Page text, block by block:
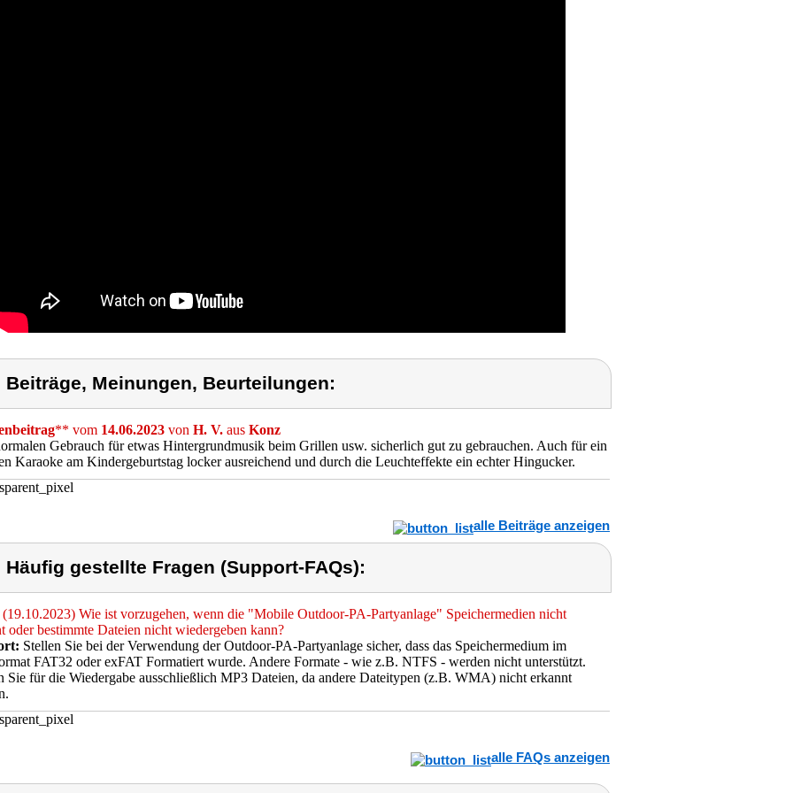
Beiträge, Meinungen, Beurteilungen:
** vom 14.06.2023 von H. V. aus Konz
Gebrauch für etwas Hintergrundmusik beim Grillen usw. sicherlich gut zu gebrauchen. Auch für ein
Karaoke am Kindergeburtstag locker ausreichend und durch die Leuchteffekte ein echter Hingucker.
alle Beiträge anzeigen
Häufig gestellte Fragen (Support-FAQs):
(19.10.2023) Wie ist vorzugehen, wenn die "Mobile Outdoor-PA-Partyanlage" Speichermedien nicht
oder bestimmte Dateien nicht wiedergeben kann?
Stellen Sie bei der Verwendung der Outdoor-PA-Partyanlage sicher, dass das Speichermedium im
FAT32 oder exFAT Formatiert wurde. Andere Formate - wie z.B. NTFS - werden nicht unterstützt.
Sie für die Wiedergabe ausschließlich MP3 Dateien, da andere Dateitypen (z.B. WMA) nicht erkannt
alle FAQs anzeigen